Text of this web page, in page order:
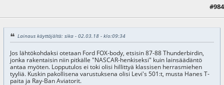
#984
Lainaus käyttäjältä: sika - 02.03.18 - klo:09:34
Jos lähtökohdaksi otetaan Ford FOX-body, etsisin 87-88 Thunderbirdin,
jonka rakentaisin niin pitkälle "NASCAR-henkiseksi" kuin lainsäädäntö
antaa myöten. Lopputulos ei toki olisi hillittyä klassisen herrasmiehen
tyyliä. Kuskin pakollisena varustuksena olisi Levi's 501:t, musta Hanes T-
paita ja Ray-Ban Aviatorit.